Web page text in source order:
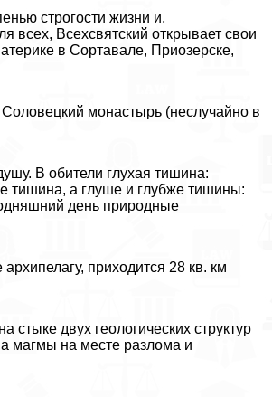
строгости жизни и,
всех, Всехсвятский открывает свои
в Сортавале, Приозерске,
монастырь (неслучайно в
В обители глухая тишина:
тишина, а глуше и глубже тишины:
день природные
приходится 28 кв. км
двух геологических структур
магмы на месте разлома и